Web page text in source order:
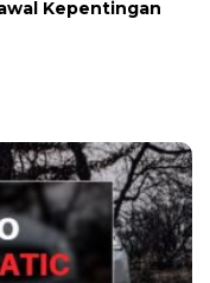
Kepentingan